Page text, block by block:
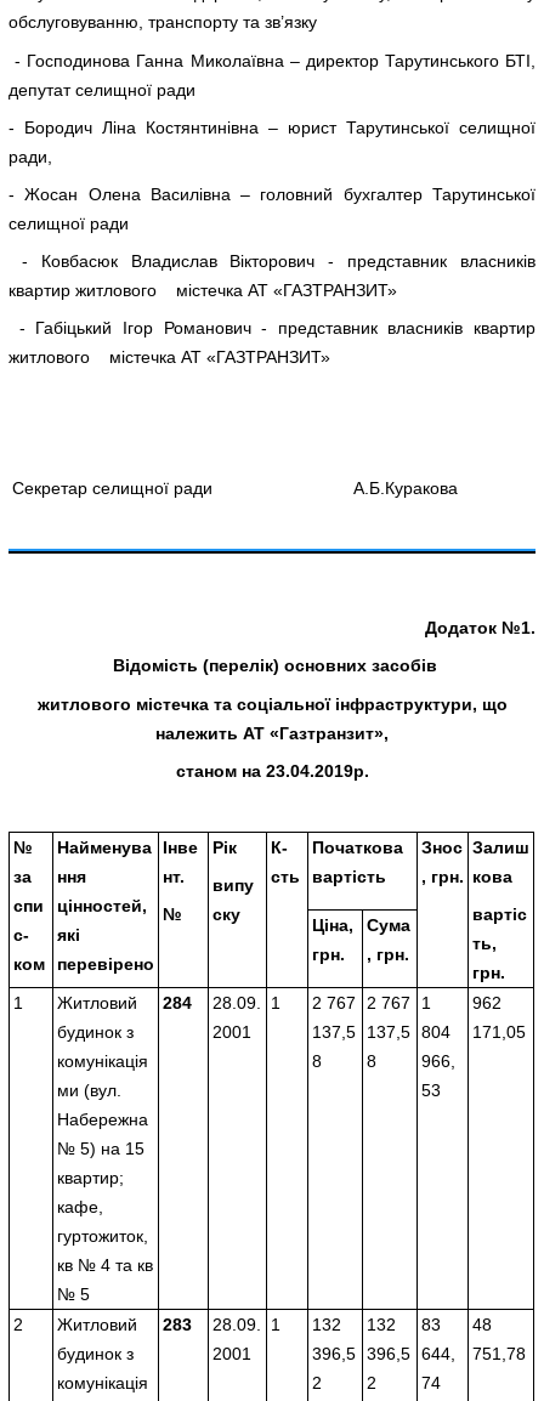
обслуговуванню, транспорту та зв’язку
- Господинова Ганна Миколаївна – директор Тарутинського БТІ,
депутат селищної ради
- Бородич Ліна Костянтинівна – юрист Тарутинської селищної
ради,
- Жосан Олена Василівна – головний бухгалтер Тарутинської
селищної ради
- Ковбасюк Владислав Вікторович - представник власників
квартир житлового містечка АТ «ГАЗТРАНЗИТ»
- Габіцький Ігор Романович - представник власників квартир
житлового містечка АТ «ГАЗТРАНЗИТ»
Секретар селищної ради А.Б.Куракова
Додаток №1.
Відомість (перелік) основних засобів
житлового містечка та соціальної інфраструктури, що
належить АТ «Газтранзит»,
станом на 23.04.2019р.
№
за
спи
с-
ком
Найменува
ння
цінностей,
які
перевірено
Інве
нт.
№
Рік
випу
ску
К-
сть
Початкова
вартість
Знос
, грн.
Залиш
кова
вартіс
ть,
грн.
Ціна,
грн.
Сума
, грн.
1
Житловий
будинок з
комунікація
ми (вул.
Набережна
№ 5) на 15
квартир;
кафе,
гуртожиток,
кв № 4 та кв
№ 5
284
28.09.
2001
1
2 767
137,5
8
2 767
137,5
8
1
804
966,
53
962
171,05
2
Житловий
будинок з
комунікація
283
28.09.
2001
1
132
396,5
2
132
396,5
2
83
644,
74
48
751,78